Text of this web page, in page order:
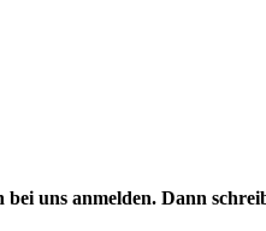
uns anmelden. Dann